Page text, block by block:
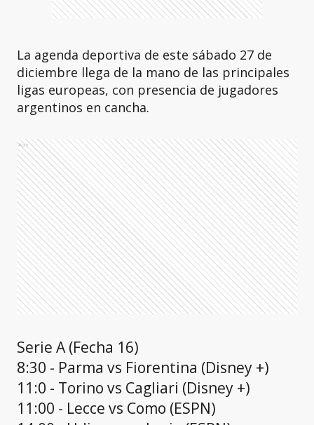
La agenda deportiva de este sábado 27 de
diciembre llega de la mano de las principales
ligas europeas, con presencia de jugadores
argentinos en cancha.
Ads
Serie A (Fecha 16)
8:30 - Parma vs Fiorentina (Disney +)
11:0 - Torino vs Cagliari (Disney +)
11:00 - Lecce vs Como (ESPN)